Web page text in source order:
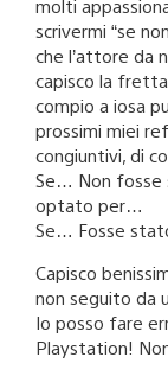
molti
scrivermi “se
che l’attore da
capisco la
compio a iosa
prossimi miei
congiuntivi, di
Se… Non fosse
optato per…
Se… Fosse
Capisco
non seguito da
Io posso fare
Playstation!